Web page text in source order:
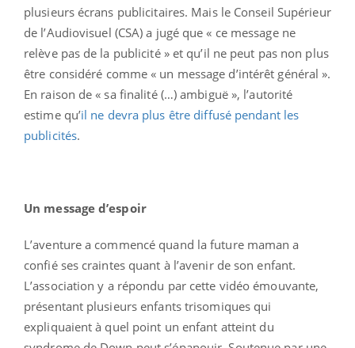
plusieurs écrans publicitaires. Mais le Conseil Supérieur
de l’Audiovisuel (CSA) a jugé que « ce message ne
relève pas de la publicité » et qu’il ne peut pas non plus
être considéré comme « un message d’intérêt général ».
En raison de « sa finalité (…) ambiguë », l’autorité
estime qu’il ne devra plus être diffusé pendant les
publicités.
Un message d’espoir
L’aventure a commencé quand la future maman a
confié ses craintes quant à l’avenir de son enfant.
L’association y a répondu par cette vidéo émouvante,
présentant plusieurs enfants trisomiques qui
expliquaient à quel point un enfant atteint du